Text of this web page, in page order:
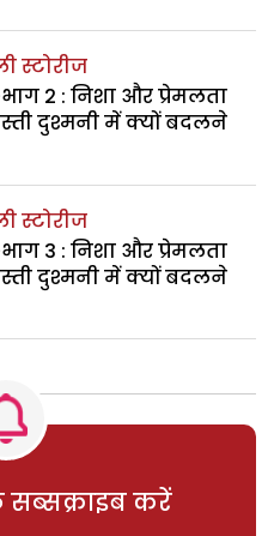
स्टोरीज
भाग 2 : निशा और प्रेमलता
दुश्मनी में क्यों बदलने
स्टोरीज
भाग 3 : निशा और प्रेमलता
दुश्मनी में क्यों बदलने
सब्सक्राइब करें